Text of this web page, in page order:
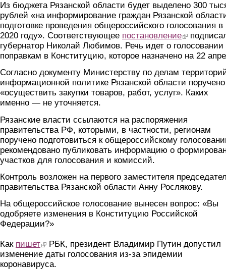
Из бюджета Рязанской области будет выделено 300
рублей «на информирование граждан Рязанской
подготовке проведения общероссийского голосования в
2020 году». Соответствующее постановление(link is
губернатор Николай Любимов. Речь идет о голосовании
поправкам в Конституцию, которое назначено на 22
Согласно документу Министерству по делам
информационной политике Рязанской области поручено
«осуществить закупки товаров, работ, услуг». Каких
именно — не уточняется.
Рязанские власти ссылаются на распоряжения
правительства РФ, которыми, в частности, регионам
поручено подготовиться к общероссийскому
рекомендовано публиковать информацию о
участков для голосования и комиссий.
Контроль возложен на первого заместителя
правительства Рязанской области Анну Рослякову.
На общероссийское голосование вынесен вопрос: «Вы
одобряете изменения в Конституцию Российской
Федерации?»
Как пишет(link is external)
РБК, президент Владимир Путин допустил
изменение даты голосования из-за эпидемии
коронавируса.